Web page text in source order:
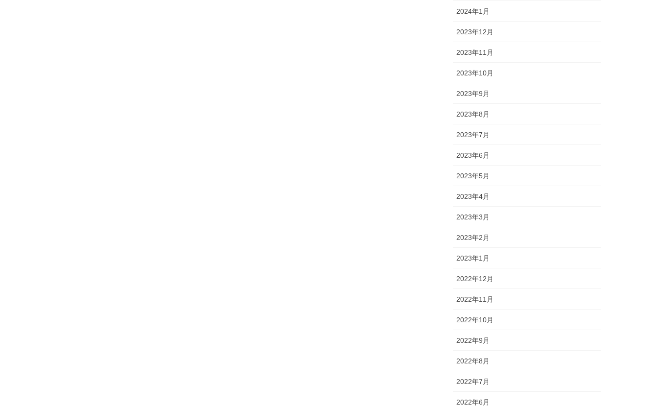
2024年1月
2023年12月
2023年11月
2023年10月
2023年9月
2023年8月
2023年7月
2023年6月
2023年5月
2023年4月
2023年3月
2023年2月
2023年1月
2022年12月
2022年11月
2022年10月
2022年9月
2022年8月
2022年7月
2022年6月